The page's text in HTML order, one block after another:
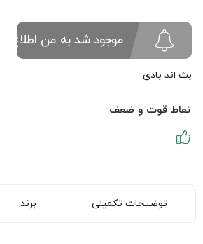
بود.
موجود شد به من اطلاع بده
بث اند بادی
نقاط قوت و ضعف
توضیحات تکمیلی برند